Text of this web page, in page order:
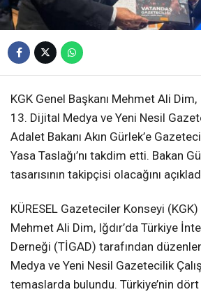
KGK Genel Başkanı Mehmet Ali Dim,
13. Dijital Medya ve Yeni Nesil
Adalet Bakanı Akın Gürlek’e
Yasa Taslağı’nı takdim etti. Bakan
tasarısının takipçisi olacağını
KÜRESEL Gazeteciler Konseyi (KGK)
Mehmet Ali Dim, Iğdır’da Türkiye
Derneği (TİGAD) tarafından
Medya ve Yeni Nesil Gazetecilik
temaslarda bulundu. Türkiye’nin dört